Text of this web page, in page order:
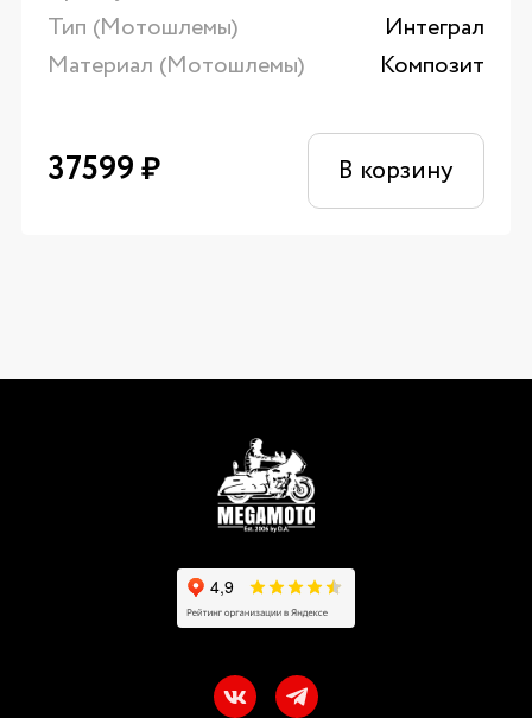
Тип (Мотошлемы)
Интеграл
Материал (Мотошлемы)
Композит
37599₽ В корзину